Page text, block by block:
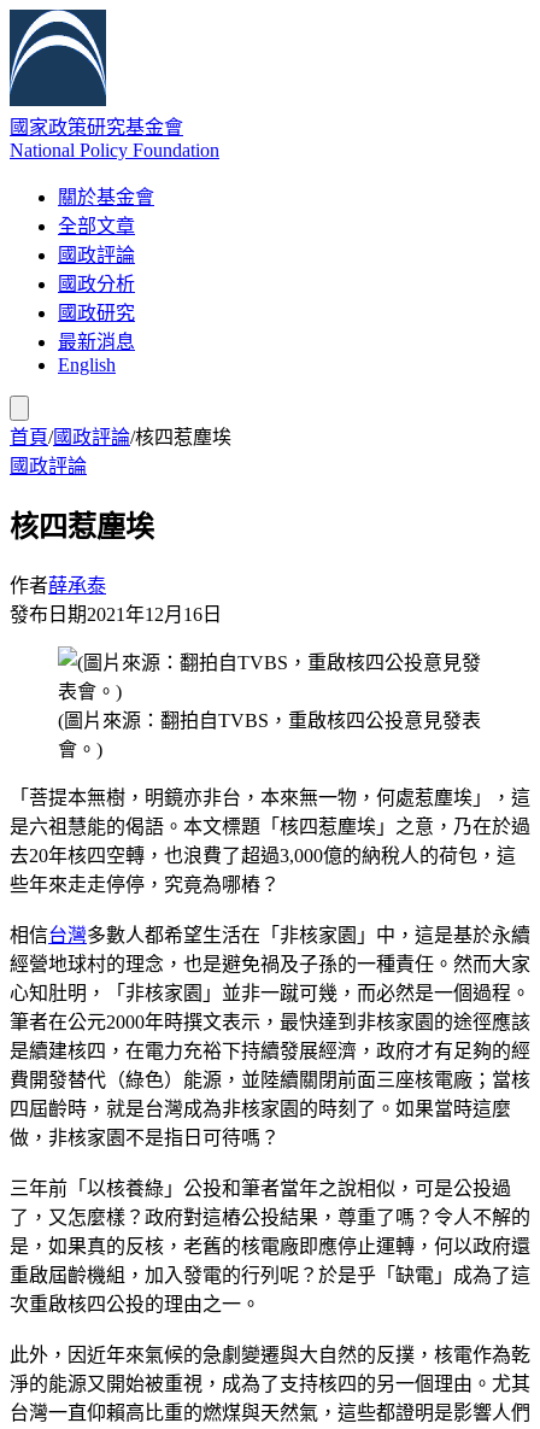
國家政策研究基金會
National Policy Foundation
關於基金會
全部文章
國政評論
國政分析
國政研究
最新消息
English
首頁/國政評論/核四惹塵埃
國政評論
核四惹塵埃
作者薛承泰
發布日期2021年12月16日
(圖片來源：翻拍自TVBS，重啟核四公投意見發表
會。)
「菩提本無樹，明鏡亦非台，本來無一物，何處惹塵埃」，這
是六祖慧能的偈語。本文標題「核四惹塵埃」之意，乃在於過
去20年核四空轉，也浪費了超過3,000億的納稅人的荷包，這
些年來走走停停，究竟為哪樁？
相信台灣多數人都希望生活在「非核家園」中，這是基於永續
經營地球村的理念，也是避免禍及子孫的一種責任。然而大家
心知肚明，「非核家園」並非一蹴可幾，而必然是一個過程。
筆者在公元2000年時撰文表示，最快達到非核家園的途徑應該
是續建核四，在電力充裕下持續發展經濟，政府才有足夠的經
費開發替代（綠色）能源，並陸續關閉前面三座核電廠；當核
四屆齡時，就是台灣成為非核家園的時刻了。如果當時這麼
做，非核家園不是指日可待嗎？
三年前「以核養綠」公投和筆者當年之說相似，可是公投過
了，又怎麼樣？政府對這樁公投結果，尊重了嗎？令人不解的
是，如果真的反核，老舊的核電廠即應停止運轉，何以政府還
重啟屆齡機組，加入發電的行列呢？於是乎「缺電」成為了這
次重啟核四公投的理由之一。
此外，因近年來氣候的急劇變遷與大自然的反撲，核電作為乾
淨的能源又開始被重視，成為了支持核四的另一個理由。尤其
台灣一直仰賴高比重的燃煤與天然氣，這些都證明是影響人們